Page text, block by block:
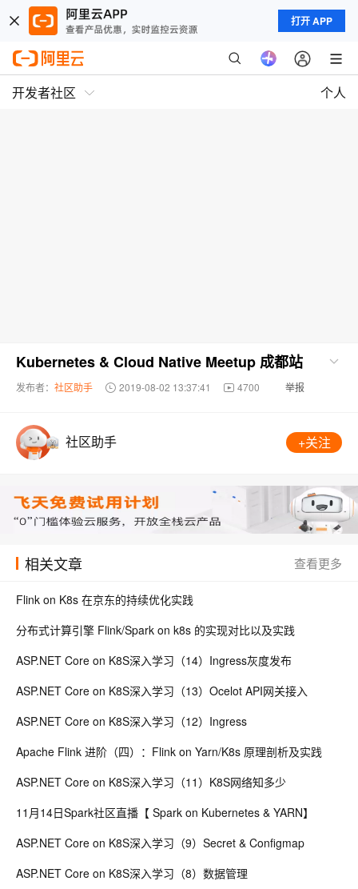
打开 APP
开发者社区 个人
Kubernetes & Cloud Native Meetup 成都站
发布者： 社区助手 2019-08-02 13:37:41 4700 举报
社区助手 +关注
相关文章 查看更多
Flink on K8s 在京东的持续优化实践
分布式计算引擎 Flink/Spark on k8s 的实现对比以及实践
ASP.NET Core on K8S深入学习（14）Ingress灰度发布
ASP.NET Core on K8S深入学习（13）Ocelot API网关接入
ASP.NET Core on K8S深入学习（12）Ingress
Apache Flink 进阶（四）：Flink on Yarn/K8s 原理剖析及实践
ASP.NET Core on K8S深入学习（11）K8S网络知多少
11月14日Spark社区直播【 Spark on Kubernetes & YARN】
ASP.NET Core on K8S深入学习（9）Secret & Configmap
ASP.NET Core on K8S深入学习（8）数据管理